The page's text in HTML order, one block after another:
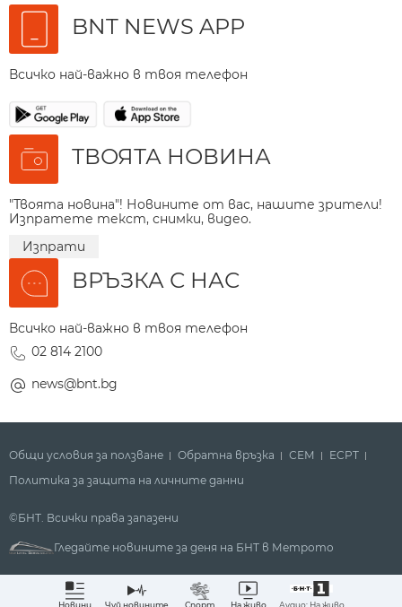
BNT NEWS APP
Всичко най-важно в твоя телефон
ТВОЯТА НОВИНА
"Твоята новина"! Новините от вас, нашите зрители!
Изпратете текст, снимки, видео.
Изпрати
ВРЪЗКА С НАС
Всичко най-важно в твоя телефон
02 814 2100
news@bnt.bg
Новини Чуй новините Спорт На живо Аудио: На живо
Общи условия за ползване Обратна връзка СЕМ
ECPT
Политика за защита на личните данни
©БНТ. Всички права запазени
Гледайте новините за деня на БНТ в Метрото